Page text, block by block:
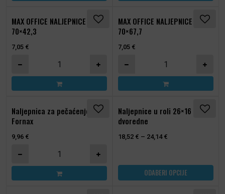
MAX OFFICE NALJEPNICE
70×42,3
7,05 €
MAX OFFICE NALJEPNICE 70x42,3 količina
MAX OFFICE NALJEPNICE
70×67,7
7,05 €
MAX OFFICE
Naljepnica za pečaćenje
Fornax
9,96 €
Naljepnica za pečaćenje Fornax količina
Naljepnice u roli 26×16 mm,
dvoredne
18,52 € – 24,14 €
ODABERI OPCIJE
Ovaj proizvod ima više